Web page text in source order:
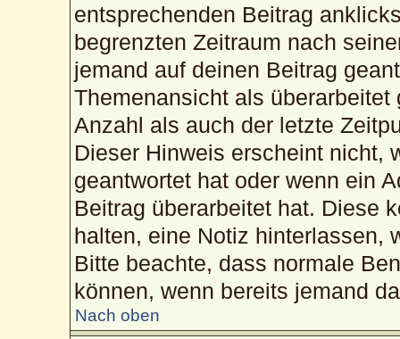
entsprechenden Beitrag
begrenzten Zeitraum nach
jemand auf deinen Beitrag
Themenansicht als
Anzahl als auch der letzte
Dieser Hinweis erscheint nicht,
geantwortet hat oder wenn ein
Beitrag überarbeitet hat. Diese
halten, eine Notiz hinterlassen,
Bitte beachte, dass normale
können, wenn bereits jemand
Nach oben